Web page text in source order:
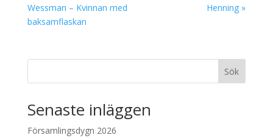
Wessman – Kvinnan med
baksamflaskan
Henning »
Sök
Senaste inläggen
Församlingsdygn 2026